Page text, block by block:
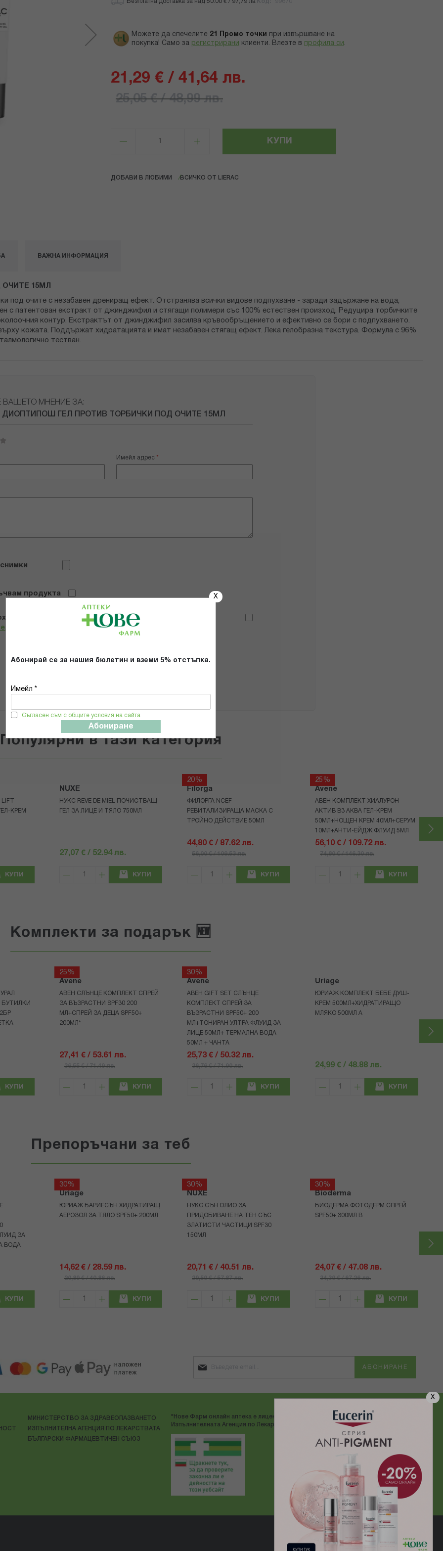
X
X
Абонирай се за нашия бюлетин и вземи 5% отстъпка.
Имейл *
Съгласен съм с общите условия на сайта
Абониране
Безплатна доставка за над 50.00 € / 97,79 лв.
Можете да спечелите 21 Промо точки
при извършване на
покупка! Само за регистрирани клиенти. Влезте в профила си .
21,29 € / 41,64 лв.
25,05 € / 48,99 лв.
КУПИ
ДОБАВИ В ЛЮБИМИ ВСИЧКО ОТ LIERAC
15МЛ
под очите с незабавен дрениращ ефект. Отстранява всички видове подпухване - заради задържане на вода,
с патентован екстракт от джинджифил и стягащи полимери със 100% естествен произход. Редуцира торбичките
контур. Екстрактът от джинджифил засилва кръвообръщението и ефективно се бори с подпухването.
кожата. Поддържат хидратацията и имат незабавен стягащ ефект. Лека гелобразна текстура. Формула с 96%
тестван.
ВАЖНА ИНФОРМАЦИЯ
ВАШЕТО МНЕНИЕ ЗА:
ДИОПТИПОШ ГЕЛ ПРОТИВ ТОРБИЧКИ ПОД ОЧИТЕ 15МЛ
Имейл адрес
продукта
и се съгласявам с
Общите условия и политиката за
ИЗПРАТИ
Популярни в тази категория
КРЕМ
КУПИ
NUXE
НУКС REVE DE MIEL ПОЧИСТВАЩ
ГЕЛ ЗА ЛИЦЕ И ТЯЛО 750МЛ
27,07 € / 52.94 лв.
КУПИ
20%
Filorga
ФИЛОРГА NCEF
РЕВИТАЛИЗИРАЩА МАСКА С
ТРОЙНО ДЕЙСТВИЕ 50МЛ
44,80 € / 87.62 лв.
56,00 € / 109.53 лв.
КУПИ
25%
Avene
АВЕН КОМПЛЕКТ ХИАЛУРОН
АКТИВ B3 АКВА ГЕЛ-КРЕМ
50МЛ+НОЩЕН КРЕМ 40МЛ+СЕРУМ
10МЛ+АНТИ-ЕЙДЖ ФЛУИД 5МЛ
56,10 € / 109.72 лв.
74,80 € / 146.30 лв.
КУПИ
Комплекти за подарък 🆕
БУТИЛКИ
КУПИ
25%
Avene
АВЕН СЛЪНЦЕ КОМПЛЕКТ СПРЕЙ
ЗА ВЪЗРАСТНИ SPF30 200
МЛ+СПРЕЙ ЗА ДЕЦА SPF50+
200МЛ*
27,41 € / 53.61 лв.
36,55 € / 71.49 лв.
КУПИ
30%
Avene
АВЕН GIFT SET СЛЪНЦЕ
КОМПЛЕКТ СПРЕЙ ЗА
ВЪЗРАСТНИ SPF50+ 200
МЛ+ТОНИРАН УЛТРА ФЛУИД ЗА
ЛИЦЕ 50МЛ+ ТЕРМАЛНА ВОДА
50МЛ + ЧАНТА
25,73 € / 50.32 лв.
36,76 € / 71.90 лв.
КУПИ
Uriage
ЮРИАЖ КОМПЛЕКТ БЕБЕ ДУШ-
КРЕМ 500МЛ+ХИДРАТИРАЩО
МЛЯКО 500МЛ A
24,99 € / 48.88 лв.
КУПИ
Препоръчани за теб
ЗА
ВОДА
КУПИ
30%
Uriage
ЮРИАЖ БАРИЕСЪН ХИДРАТИРАЩ
АЕРОЗОЛ ЗА ТЯЛО SPF50+ 200МЛ
14,62 € / 28.59 лв.
20,89 € / 40.86 лв.
КУПИ
30%
NUXE
НУКС СЪН ОЛИО ЗА
ПРИДОБИВАНЕ НА ТЕН СЪС
ЗЛАТИСТИ ЧАСТИЦИ SPF30
150МЛ
20,71 € / 40.51 лв.
29,59 € / 57.87 лв.
КУПИ
30%
Bioderma
БИОДЕРМА ФОТОДЕРМ СПРЕЙ
SPF50+ 300МЛ В
24,07 € / 47.08 лв.
34,39 € / 67.26 лв.
КУПИ
АБОНИРАНЕ
МИНИСТЕРСТВО ЗА ЗДРАВЕОПАЗВАНЕТО
ИЗПЪЛНИТЕЛНА АГЕНЦИЯ ПО ЛЕКАРСТВАТА
БЪЛГАРСКИ ФАРМАЦЕВТИЧЕН СЪЮЗ
"Нове Фарм онлайн аптека е лицензирана от
Изпълнителната Агенция по Лекарствата"
ДОСТАВЯМЕ С:
Електронен магазин
разработен и поддържан от